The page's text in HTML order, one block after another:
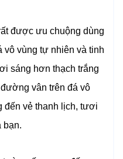
được ưu chuộng dùng
vùng tự nhiên và tinh
sáng hơn thạch trắng
vân trên đá vô
đến vẻ thanh lịch, tươi
bạn.